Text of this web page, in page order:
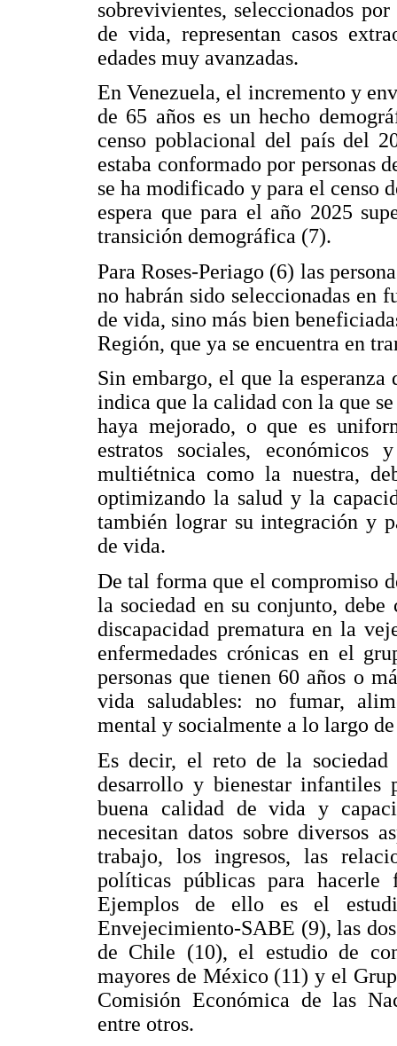
sobrevivientes, seleccionados
de vida, representan casos
edades muy avanzadas.
En Venezuela, el incremento y
de 65 años es un hecho
censo poblacional del país del
estaba conformado por personas
se ha modificado y para el censo
espera que para el año 2025
transición demográfica (7).
Para Roses-Periago (6) las
no habrán sido seleccionadas en
de vida, sino más bien
Región, que ya se encuentra en
Sin embargo, el que la esperanza
indica que la calidad con la que
haya mejorado, o que es
estratos sociales,
multiétnica como la nuestra,
optimizando la salud y la
también lograr su integración y
de vida.
De tal forma que el compromiso
la sociedad en su conjunto,
discapacidad prematura en la
enfermedades crónicas en el
personas que tienen 60 años o
vida saludables: no fumar,
mental y socialmente a lo largo
Es decir, el reto de la
desarrollo y bienestar infantiles
buena calidad de vida y
necesitan datos sobre diversos
trabajo, los ingresos, las
políticas públicas para hacerle
Ejemplos de ello es el
Envejecimiento-SABE (9), las
de Chile (10), el estudio de
mayores de México (11) y el
Comisión Económica de las
entre otros.